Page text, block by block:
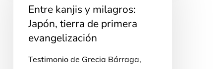
milagros:
Japón,
Entre kanjis y milagros:
Japón, tierra de primera
evangelización
Testimonio de Grecia Bárraga,